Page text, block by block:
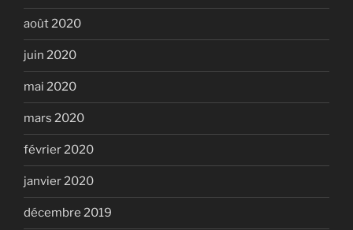
août 2020
juin 2020
mai 2020
mars 2020
février 2020
janvier 2020
décembre 2019